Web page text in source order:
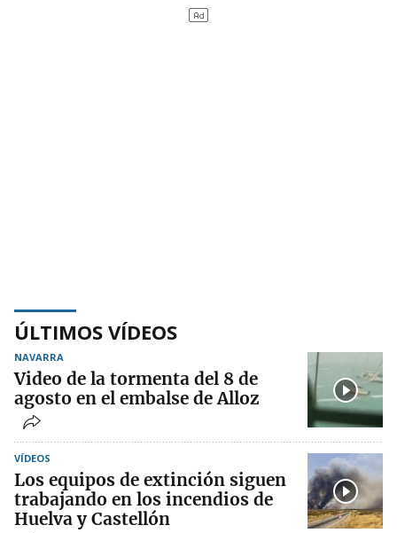
ÚLTIMOS VÍDEOS
NAVARRA
Video de la tormenta del 8 de
agosto en el embalse de Alloz
VÍDEOS
Los equipos de extinción siguen
trabajando en los incendios de
Huelva y Castellón